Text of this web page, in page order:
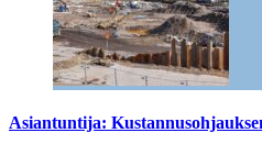
Asiantuntija: